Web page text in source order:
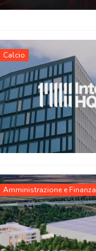
Calcio
Amministrazione e Finanza